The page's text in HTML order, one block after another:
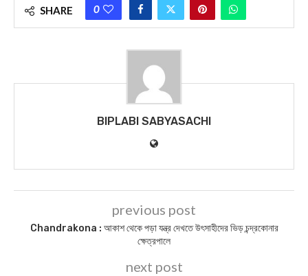
SHARE 0
BIPLABI SABYASACHI
previous post
Chandrakona : আকাশ থেকে পড়া যন্ত্র দেখতে উৎসাহীদের ভিড় চন্দ্রকোনার
ক্ষেত্রপালে
next post